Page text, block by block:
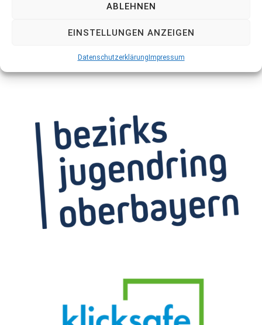
ABLEHNEN
EINSTELLUNGEN ANZEIGEN
Datenschutzerklärung Impressum